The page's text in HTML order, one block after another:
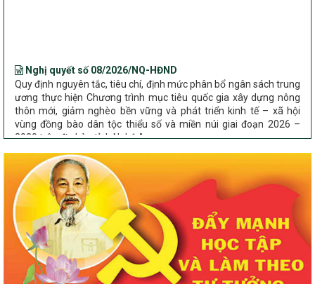
Quy định nguyên tắc, tiêu chí, định mức phân bổ ngân sách trung
ương thực hiện Chương trình mục tiêu quốc gia xây dựng nông
thôn mới, giảm nghèo bền vững và phát triển kinh tế – xã hội
vùng đồng bào dân tộc thiểu số và miền núi giai đoạn 2026 –
2030 trên địa bàn tỉnh Nghệ An
về đẩy mạnh thực hiện Chương trình mục tiêu quốc gia xây dựng
nông thôn mới, giảm nghèo bền vững và phát triển kinh tế – xã
hội vùng đồng bào dân tộc thiểu số và miền núi giai đoạn 2026 –
2030 trên địa bàn tỉnh Nghệ An
Quyết định số 2490/QĐ-UBND
Về việc thành lập Ban Chỉ đạo Chương trình mục tiều quốc gia xây
dựng nông thôn mới, giảm nghèo bền vững và phát triển kinh tế –
xã hội vùng đồng bào dân tộc thiểu số và miền núi giai đoạn 2026
-2030 tỉnh Nghệ An